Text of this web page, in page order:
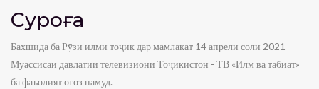
Суроға
Бахшида ба Рӯзи илми тоҷик дар мамлакат 14 апрели соли 2021
Муассисаи давлатии телевизиони Тоҷикистон - ТВ «Илм ва табиат»
ба фаъолият оғоз намуд.